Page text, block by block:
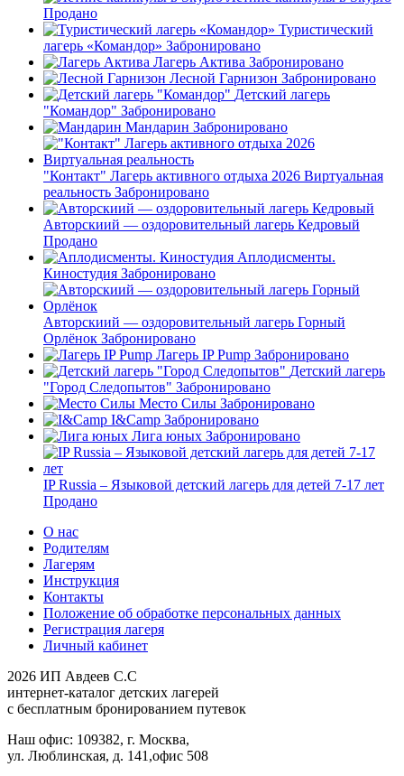
Продано
Туристический
лагерь «Командор» Забронировано
Лагерь Актива Забронировано
Лесной Гарнизон Забронировано
Детский лагерь
"Командор" Забронировано
Мандарин Забронировано
"Контакт" Лагерь активного отдыха 2026 Виртуальная
реальность Забронировано
Авторскиий — оздоровительный лагерь Кедровый
Продано
Аплодисменты.
Киностудия Забронировано
Авторскиий — оздоровительный лагерь Горный
Орлёнок Забронировано
Лагерь IP Pump Забронировано
Детский лагерь
"Город Следопытов" Забронировано
Место Силы Забронировано
I&Camp Забронировано
Лига юных Забронировано
IP Russia – Языковой детский лагерь для детей 7-17 лет
Продано
О нас
Родителям
Лагерям
Инструкция
Контакты
Положение об обработке персональных данных
Регистрация лагеря
Личный кабинет
2026 ИП Авдеев С.С
интернет-каталог детских лагерей
с бесплатным бронированием путевок
Наш офис: 109382, г. Москва,
ул. Люблинская, д. 141,офис 508